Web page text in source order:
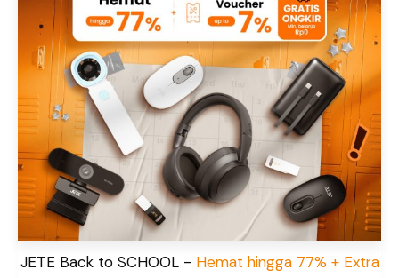
JETE Back to SCHOOL - Hemat hingga 77% + Extra